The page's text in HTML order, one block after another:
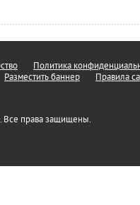
Политика
Разместить баннер Правила
права защищены.